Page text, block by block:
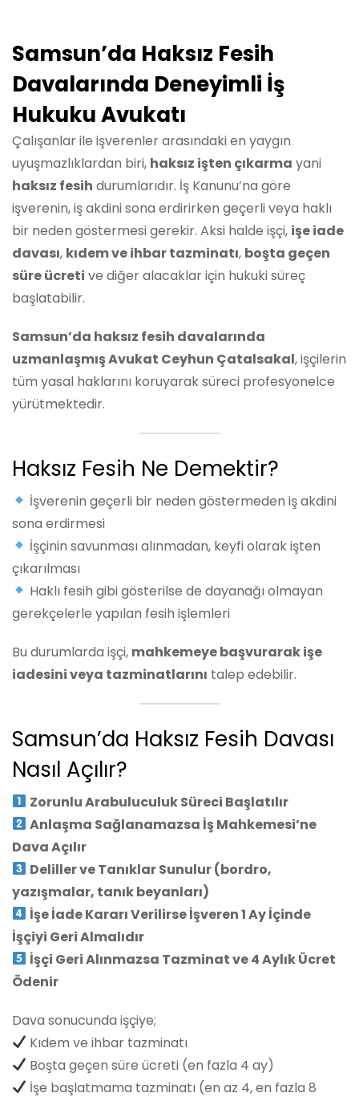
Samsun’da Haksız Fesih
Davalarında Deneyimli İş
Hukuku Avukatı
Çalışanlar ile işverenler arasındaki en yaygın
uyuşmazlıklardan biri, haksız işten çıkarma yani
haksız fesih durumlarıdır. İş Kanunu’na göre
işverenin, iş akdini sona erdirirken geçerli veya haklı
bir neden göstermesi gerekir. Aksi halde işçi, işe iade
davası, kıdem ve ihbar tazminatı, boşta geçen
süre ücreti ve diğer alacaklar için hukuki süreç
başlatabilir.
Samsun’da haksız fesih davalarında
uzmanlaşmış Avukat Ceyhun Çatalsakal, işçilerin
tüm yasal haklarını koruyarak süreci profesyonelce
yürütmektedir.
Haksız Fesih Ne Demektir?
İşverenin geçerli bir neden göstermeden iş akdini
sona erdirmesi
İşçinin savunması alınmadan, keyfi olarak işten
çıkarılması
Haklı fesih gibi gösterilse de dayanağı olmayan
gerekçelerle yapılan fesih işlemleri
Bu durumlarda işçi, mahkemeye başvurarak işe
iadesini veya tazminatlarını talep edebilir.
Samsun’da Haksız Fesih Davası
Nasıl Açılır?
Zorunlu Arabuluculuk Süreci Başlatılır
Anlaşma Sağlanamazsa İş Mahkemesi’ne
Dava Açılır
Deliller ve Tanıklar Sunulur (bordro,
yazışmalar, tanık beyanları)
İşe İade Kararı Verilirse İşveren 1 Ay İçinde
İşçiyi Geri Almalıdır
İşçi Geri Alınmazsa Tazminat ve 4 Aylık Ücret
Ödenir
Dava sonucunda işçiye;
Kıdem ve ihbar tazminatı
Boşta geçen süre ücreti (en fazla 4 ay)
İşe başlatmama tazminatı (en az 4, en fazla 8